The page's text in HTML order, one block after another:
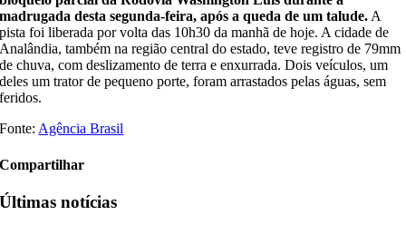
madrugada desta segunda-feira, após a queda de um talude.A
pista foi liberada por volta das 10h30 da manhã de hoje. A cidade de
Analândia, também na região central do estado, teve registro de 79mm
de chuva, com deslizamento de terra e enxurrada. Dois veículos, um
deles um trator de pequeno porte, foram arrastados pelas águas, sem
feridos.
Fonte:Agência Brasil
Compartilhar
Últimas notícias